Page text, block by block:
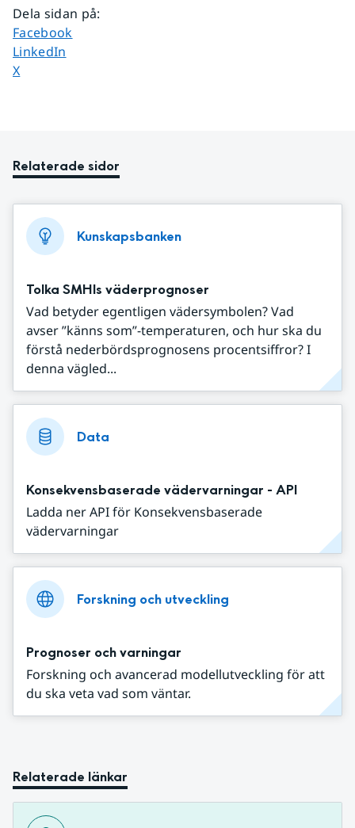
Dela sidan på:
Dela sidan på
Facebook
Dela sidan på
LinkedIn
Dela sidan på
X
Relaterade sidor
Kunskapsbanken
Tolka SMHIs väderprognoser
Vad betyder egentligen vädersymbolen? Vad
avser ”känns som”-temperaturen, och hur ska du
förstå nederbördsprognosens procentsiffror? I
denna vägled...
Data
Konsekvensbaserade vädervarningar - API
Ladda ner API för Konsekvensbaserade
vädervarningar
Forskning och utveckling
Prognoser och varningar
Forskning och avancerad modellutveckling för att
du ska veta vad som väntar.
Relaterade länkar